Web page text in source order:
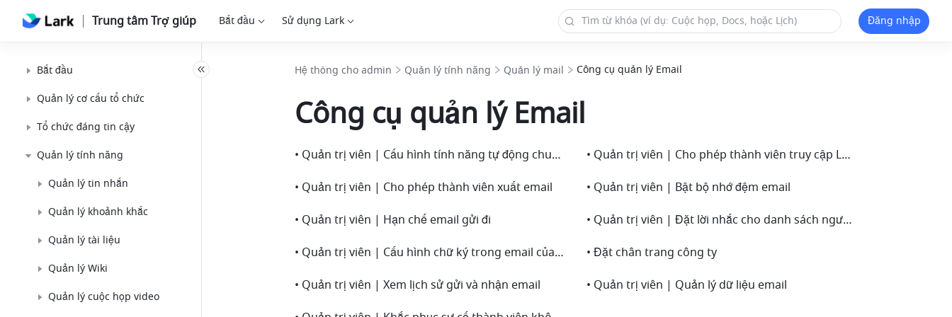
Trung tâm Trợ giúp Bắt đầu Sử dụng Lark Đăng nhập
Bắt đầu
Quản lý cơ cấu tổ chức
Tổ chức đáng tin cậy
Quản lý tính năng
Quản lý tin nhắn
Quản lý khoảnh khắc
Quản lý tài liệu
Quản lý Wiki
Quản lý cuộc họp video
Hệ thống cho admin Quản lý tính năng Quản lý mail Công cụ quản lý Email
Công cụ quản lý Email
• Quản trị viên | Cấu hình tính năng tự động chuyển tiếp email
• Quản trị viên | Cho phép thành viên truy cập Lark Mail bằng các ứng dụng email của bên thứ ba
• Quản trị viên | Cho phép thành viên xuất email
• Quản trị viên | Bật bộ nhớ đệm email
• Quản trị viên | Hạn chế email gửi đi
• Quản trị viên | Đặt lời nhắc cho danh sách người nhận lớn
• Quản trị viên | Cấu hình chữ ký trong email của tổ chức của bạn
• Đặt chân trang công ty
• Quản trị viên | Xem lịch sử gửi và nhận email
• Quản trị viên | Quản lý dữ liệu email